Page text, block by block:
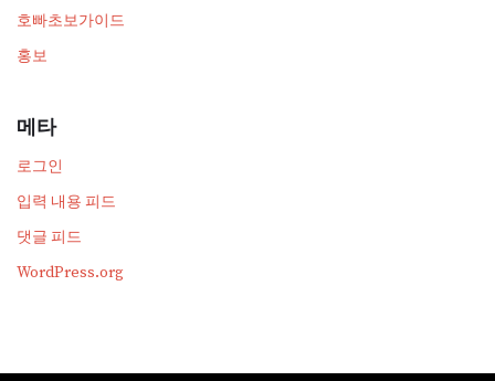
호빠초보가이드
홍보
메타
로그인
입력 내용 피드
댓글 피드
WordPress.org